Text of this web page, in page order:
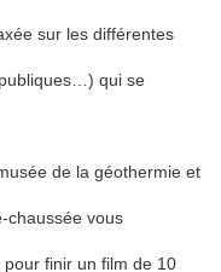
sur les différentes
qui se
de la géothermie et
chaussée vous
finir un film de 10